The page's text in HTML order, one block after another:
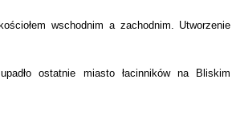
wschodnim a zachodnim. Utworzenie
ostatnie miasto łacinników na Bliskim